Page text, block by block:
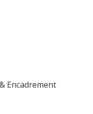
Encadrement